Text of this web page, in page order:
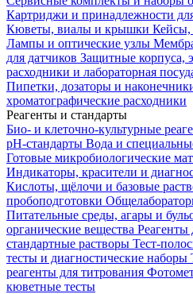
Картриджи и принадлежности
Кюветы, виалы и крышки Кейсы,
Лампы и оптические узлы
для датчиков Защитные корпуса,
расходники и лабораторная
Пипетки, дозаторы и
хроматографические расходники
Реагенты и стандарты
Био- и клеточно-культурные
pH-стандарты Вода и
Готовые микробиологические
Индикаторы, красители и
Кислоты, щёлочи и базовые
пробоподготовки
Питательные среды, агары и
органические вещества Реагенты
стандартные растворы Тест-
тесты и диагностические наборы
реагенты для титрования
кюветные тесты